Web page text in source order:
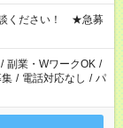
ご相談ください。
談ください！ ★急募
/ 副業・WワークOK /
/ 電話対応なし / パ